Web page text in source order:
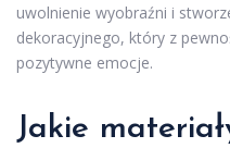
uwolnienie wyobraźni i
dekoracyjnego, który z
pozytywne emocje.
Jakie